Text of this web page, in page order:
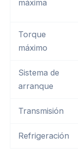
máxima
Torque
máximo
Sistema de
arranque
Transmisión
Refrigeración